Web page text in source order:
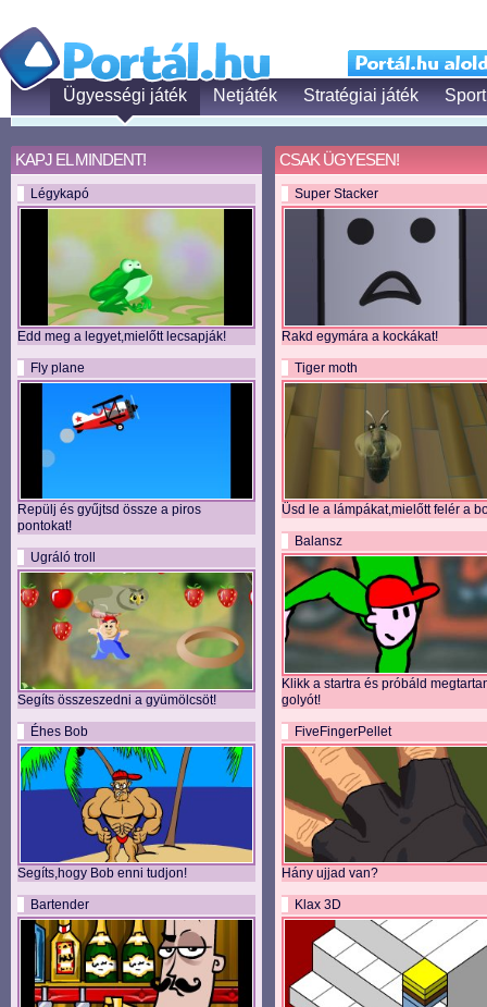
Ügyességi játék Netjáték Stratégiai játék
KAPJ EL MINDENT!
Légykapó
Edd meg a legyet,mielőtt lecsapják!
Fly plane
Repülj és gyűjtsd össze a piros
pontokat!
Ugráló troll
Segíts összeszedni a gyümölcsöt!
Éhes Bob
Segíts,hogy Bob enni tudjon!
Bartender
CSAK ÜGYESEN!
Super Stacker
Rakd egymára a kockákat!
Tiger moth
Üsd le a lámpákat,mielőtt felér a
Balansz
Klikk a startra és próbáld
golyót!
FiveFingerPellet
Hány ujjad van?
Klax 3D